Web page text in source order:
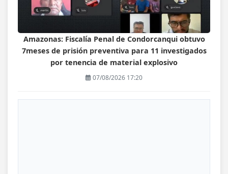
Amazonas: Fiscalía Penal de Condorcanqui obtuvo
7meses de prisión preventiva para 11 investigados
por tenencia de material explosivo
07/08/2026 17:20